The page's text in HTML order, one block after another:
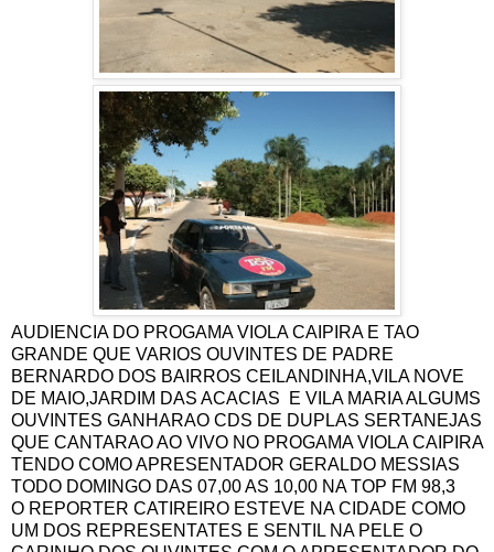
AUDIENCIA DO PROGAMA VIOLA CAIPIRA E TAO
GRANDE QUE VARIOS OUVINTES DE PADRE
BERNARDO DOS BAIRROS CEILANDINHA,VILA NOVE
DE MAIO,JARDIM DAS ACACIAS E VILA MARIA ALGUMS
OUVINTES GANHARAO CDS DE DUPLAS SERTANEJAS
QUE CANTARAO AO VIVO NO PROGAMA VIOLA CAIPIRA
TENDO COMO APRESENTADOR GERALDO MESSIAS
TODO DOMINGO DAS 07,00 AS 10,00 NA TOP FM 98,3
O REPORTER CATIREIRO ESTEVE NA CIDADE COMO
UM DOS REPRESENTATES E SENTIL NA PELE O